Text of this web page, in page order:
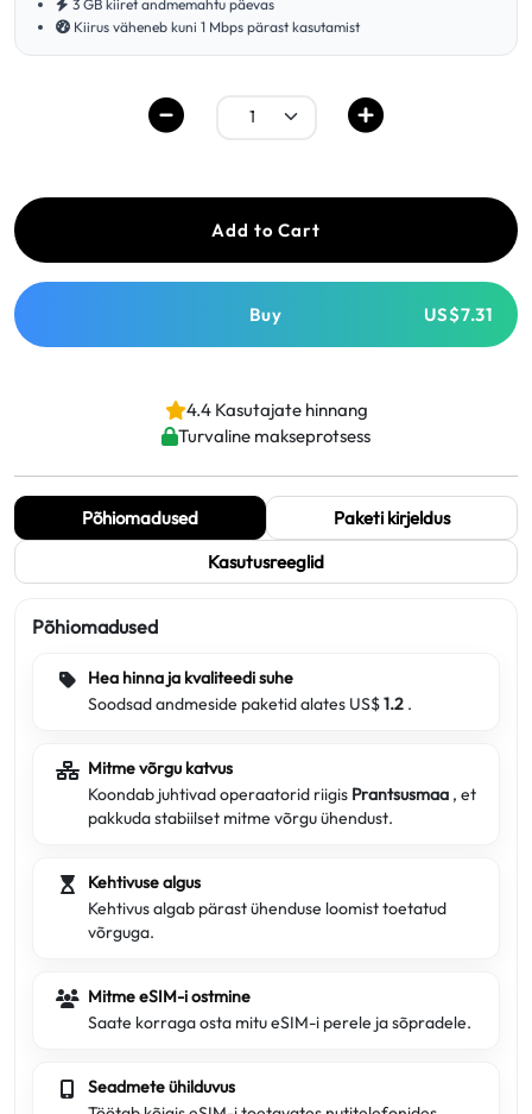
3 GB kiiret andmemahtu päevas
Kiirus väheneb kuni 1 Mbps pärast kasutamist
Add to Cart
Buy US$7.31
4.4 Kasutajate hinnang
Turvaline makseprotsess
Põhiomadused
Paketi kirjeldus
Kasutusreeglid
Põhiomadused
Hea hinna ja kvaliteedi suhe
Soodsad andmeside paketid alates US$1.2 .
Mitme võrgu katvus
Koondab juhtivad operaatorid riigis Prantsusmaa , et
pakkuda stabiilset mitme võrgu ühendust.
Kehtivuse algus
Kehtivus algab pärast ühenduse loomist toetatud
võrguga.
Mitme eSIM-i ostmine
Saate korraga osta mitu eSIM-i perele ja sõpradele.
Seadmete ühilduvus